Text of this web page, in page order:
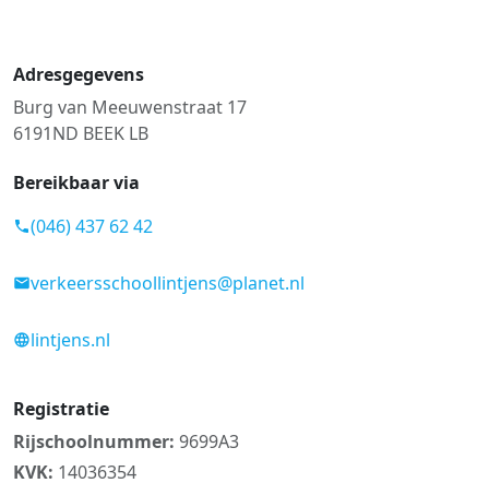
Adresgegevens
Burg van Meeuwenstraat 17
6191ND BEEK LB
Bereikbaar via
(046) 437 62 42
verkeersschoollintjens@planet.nl
lintjens.nl
Registratie
Rijschoolnummer: 9699A3
KVK: 14036354